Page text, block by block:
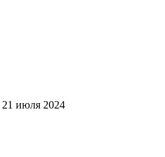
21 июля 2024